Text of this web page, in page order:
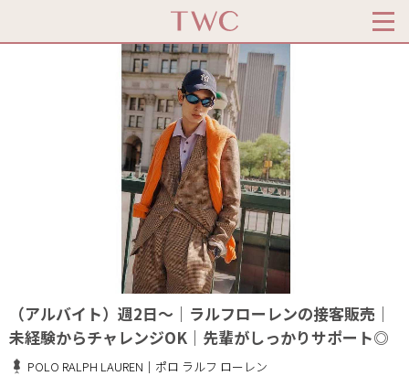
（アルバイト）週2日～｜ラルフローレンの接客販売｜
未経験からチャレンジOK｜先輩がしっかりサポート◎
POLO RALPH LAUREN｜ポロ ラルフ ローレン